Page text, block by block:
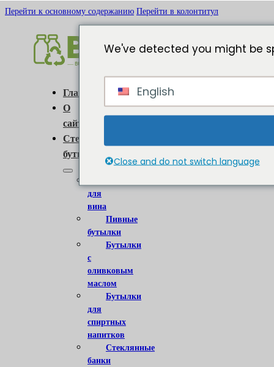
Перейти к основному содержанию Перейти в колонтитул
Главная
О
сайте
Стеклянные
бутылки
для
вина
Пивные
бутылки
Бутылки
с
оливковым
маслом
Бутылки
для
спиртных
напитков
Стеклянные
банки
We've detected you might be
English
Close and do not switch language